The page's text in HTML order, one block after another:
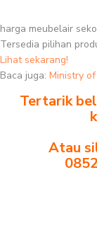
harga meubelair
Tersedia pilihan
Lihat sekarang!
Baca juga: Ministry
Tertarik
Atau